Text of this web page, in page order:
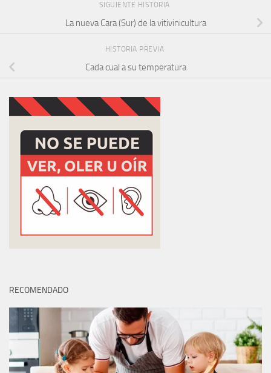
SIGUIENTE HISTORIA
La nueva Cara (Sur) de la vitivinicultura
HISTORIA PREVIA
Cada cual a su temperatura
RECOMENDADO